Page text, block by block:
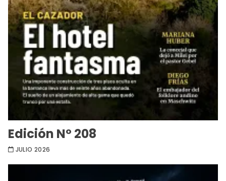
Edición Nº 208
JULIO 2026